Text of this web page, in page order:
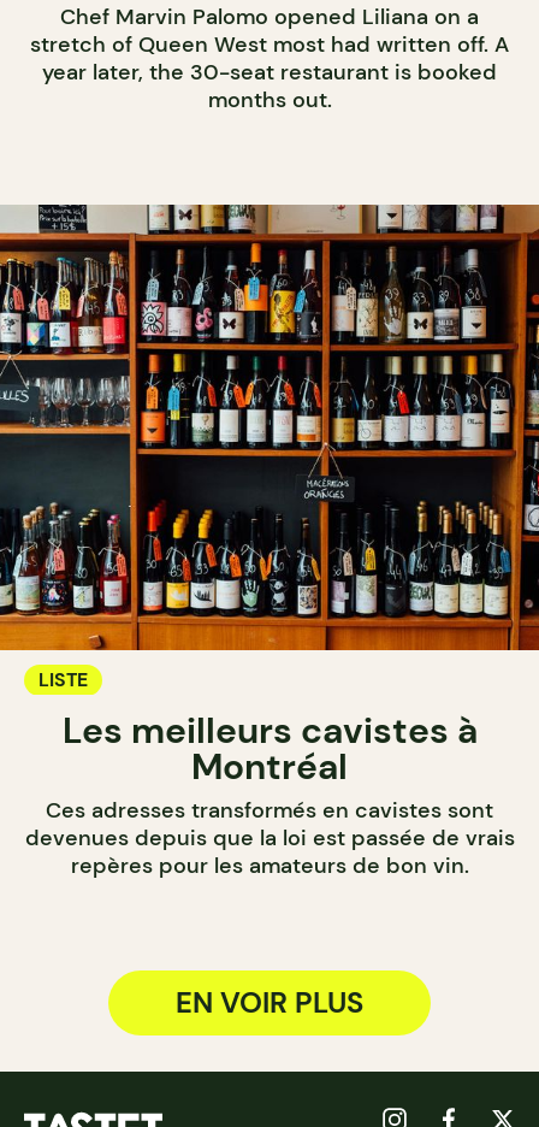
Chef Marvin Palomo opened Liliana on a
stretch of Queen West most had written off. A
year later, the 30-seat restaurant is booked
months out.
LISTE
Les meilleurs cavistes à
Montréal
Ces adresses transformés en cavistes sont
devenues depuis que la loi est passée de vrais
repères pour les amateurs de bon vin.
EN VOIR PLUS